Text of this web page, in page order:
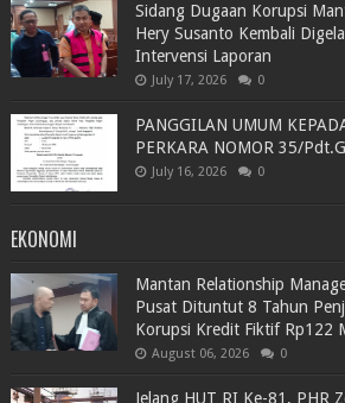
Sidang Dugaan Korupsi
Hery Susanto Kembali
Intervensi Laporan
July 17, 2026 0
PANGGILAN UMUM
PERKARA NOMOR 35/
July 16, 2026 0
EKONOMI
Mantan Relationship
Pusat Dituntut 8 Tahun
Korupsi Kredit Fiktif Rp122
August 06, 2026 0
Jelang HUT RI Ke-81, PHR